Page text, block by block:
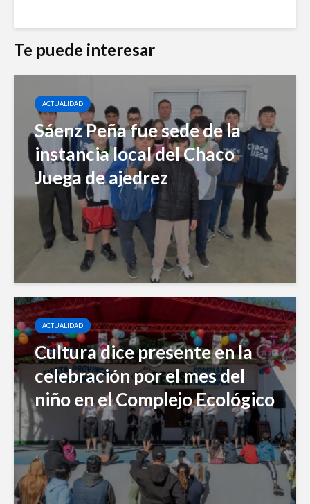
Te puede interesar
ACTUALIDAD
Sáenz Peña fue sede de la
instancia local del Chaco
Juega de ajedrez
ACTUALIDAD
Cultura dice presente en la
celebración por el mes del
niño en el Complejo Ecológico